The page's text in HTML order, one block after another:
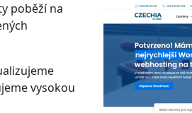
poběží na
vysokou